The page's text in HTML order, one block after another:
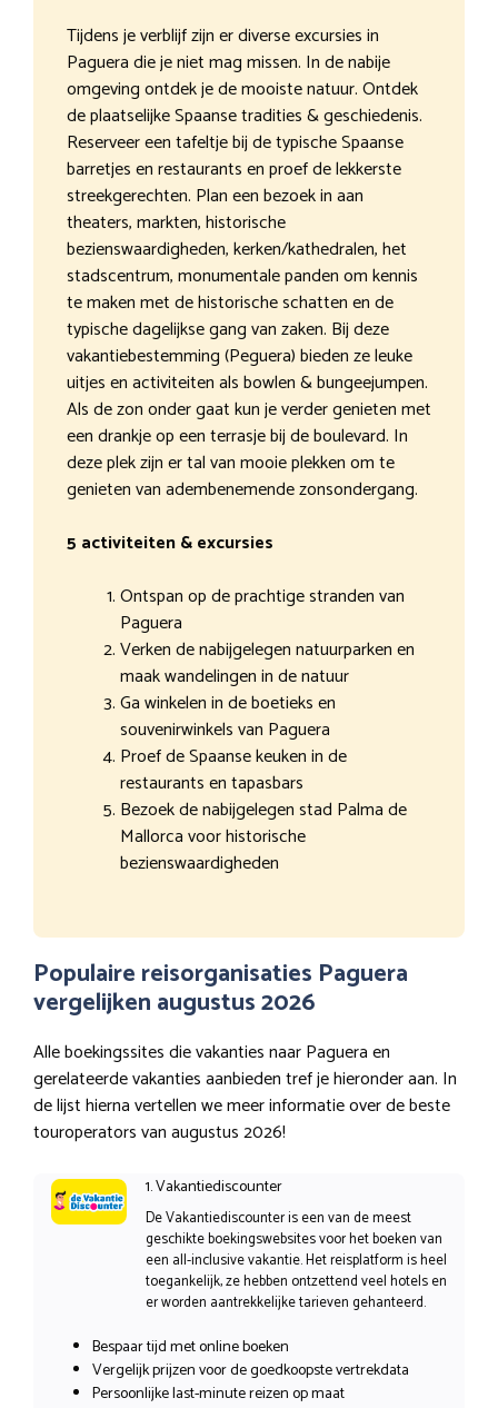
Tijdens je verblijf zijn er diverse excursies in
Paguera die je niet mag missen. In de nabije
omgeving ontdek je de mooiste natuur. Ontdek
de plaatselijke Spaanse tradities & geschiedenis.
Reserveer een tafeltje bij de typische Spaanse
barretjes en restaurants en proef de lekkerste
streekgerechten. Plan een bezoek in aan
theaters, markten, historische
bezienswaardigheden, kerken/kathedralen, het
stadscentrum, monumentale panden om kennis
te maken met de historische schatten en de
typische dagelijkse gang van zaken. Bij deze
vakantiebestemming (Peguera) bieden ze leuke
uitjes en activiteiten als bowlen & bungeejumpen.
Als de zon onder gaat kun je verder genieten met
een drankje op een terrasje bij de boulevard. In
deze plek zijn er tal van mooie plekken om te
genieten van adembenemende zonsondergang.
5 activiteiten & excursies
Ontspan op de prachtige stranden van
Paguera
Verken de nabijgelegen natuurparken en
maak wandelingen in de natuur
Ga winkelen in de boetieks en
souvenirwinkels van Paguera
Proef de Spaanse keuken in de
restaurants en tapasbars
Bezoek de nabijgelegen stad Palma de
Mallorca voor historische
bezienswaardigheden
Populaire reisorganisaties Paguera
vergelijken augustus 2026
Alle boekingssites die vakanties naar Paguera en
gerelateerde vakanties aanbieden tref je hieronder aan. In
de lijst hierna vertellen we meer informatie over de beste
touroperators van augustus 2026!
1. Vakantiediscounter
De Vakantiediscounter is een van de meest
geschikte boekingswebsites voor het boeken van
een all-inclusive vakantie. Het reisplatform is heel
toegankelijk, ze hebben ontzettend veel hotels en
er worden aantrekkelijke tarieven gehanteerd.
Bespaar tijd met online boeken
Vergelijk prijzen voor de goedkoopste vertrekdata
Persoonlijke last-minute reizen op maat